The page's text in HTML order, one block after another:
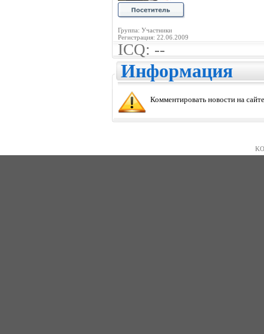
Группа: Участники
Регистрация: 22.06.2009
ICQ: --
Информация
Комментировать новости на